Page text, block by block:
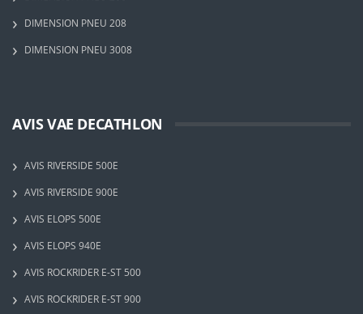
DIMENSION PNEU 208
DIMENSION PNEU 3008
AVIS VAE DECATHLON
AVIS RIVERSIDE 500E
AVIS RIVERSIDE 900E
AVIS ELOPS 500E
AVIS ELOPS 940E
AVIS ROCKRIDER E-ST 500
AVIS ROCKRIDER E-ST 900